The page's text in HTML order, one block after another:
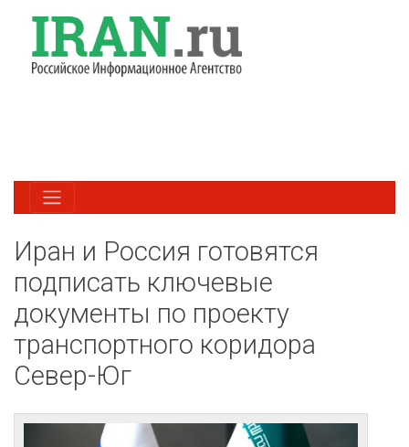
Иран и Россия готовятся
подписать ключевые
документы по проекту
транспортного коридора
Север-Юг